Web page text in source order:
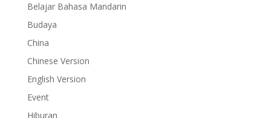
Belajar Bahasa Mandarin
Budaya
China
Chinese Version
English Version
Event
Hiburan